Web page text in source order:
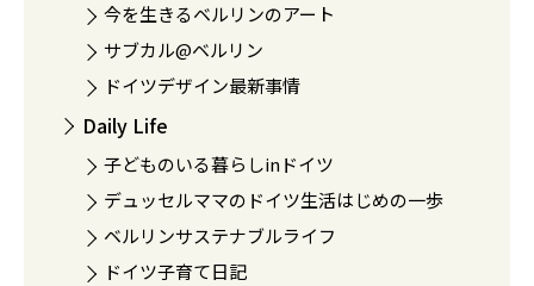
今を生きるベルリンのアート
サブカル@ベルリン
ドイツデザイン最新事情
Daily Life
子どものいる暮らしinドイツ
デュッセルママのドイツ生活はじめの一歩
ベルリンサステナブルライフ
ドイツ子育て日記